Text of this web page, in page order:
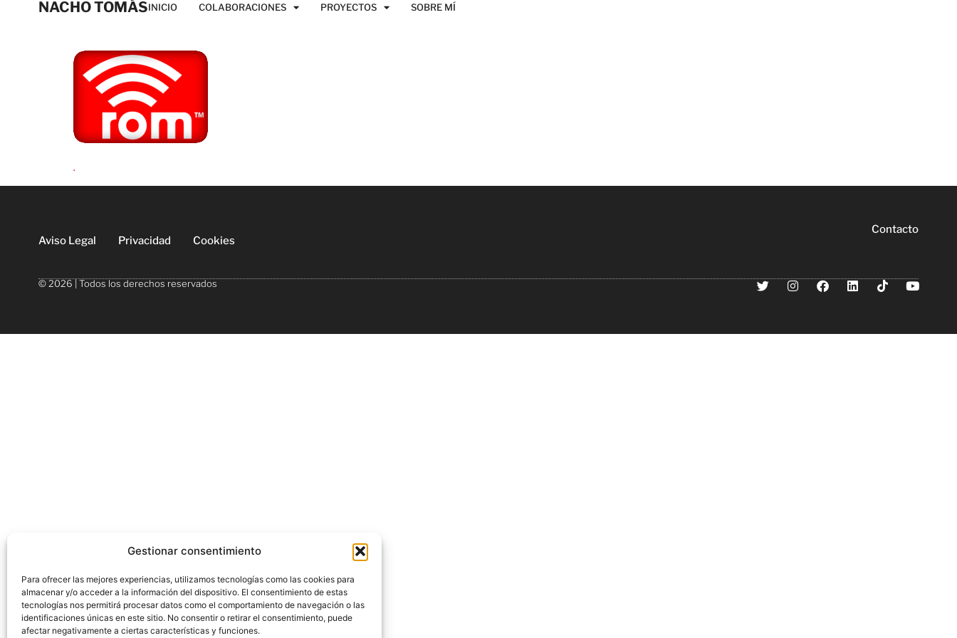
Gestionar consentimiento
Para ofrecer las mejores experiencias, utilizamos tecnologías como las cookies para
almacenar y/o acceder a la información del dispositivo. El consentimiento de estas
tecnologías nos permitirá procesar datos como el comportamiento de navegación o las
identificaciones únicas en este sitio. No consentir o retirar el consentimiento, puede
afectar negativamente a ciertas características y funciones.
NACHO TOMÁSINICIO COLABORACIONES PROYECTOS SOBRE MÍ
.
Aviso Legal Privacidad Cookies
Contacto
© 2026 | Todos los derechos reservados